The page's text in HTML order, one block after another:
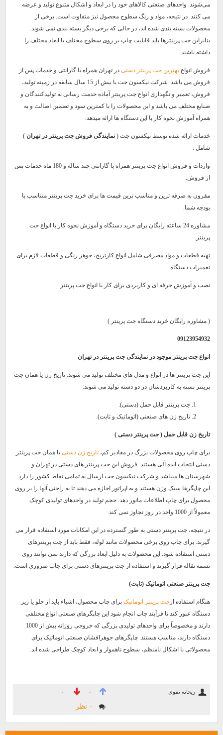
می‌شوند. واحدهای صنعتی کالاهای خود را در ابعاد و اشکال متنوع تولید و عرضه
می کنند. در نتیجه، مواد و رنگ سطوح محصول نیز متفاوت است. برخی از
محصولات بسته بندی شده اند، در حالی که برخی دیگر بسته بندی نمی شوند.
بنابراین جت پرینترها باید قابلیت چاپ بر روی سطوح مختلف با ابعاد مختلف را
داشته باشند.
فروش انواع بهترین جت پرینتر دستی در تهران همراه با گارانتی و خدمات پس از
فروش می باشد. شرکت نیکسون جت با بیش از 15 سال سابقه در زمینه تولید،
فروش، تعمیر و نگهداری انواع جت پرینتر آماده خدمت رسانی به تولیدکنندگان و
صنایع مختلف می باشد و این محصولات را با کمترین سود و تضمین اصالت و به
همراه آموزش نحوه کار با این دستگاه ها ارائه میدهد.
خدمات ارائه شده توسط نیکسون جت ( نمایندگی فروش جت پرینتر در تهران )
شامل :
واردات و فروش انواع جت پرینتر همراه با گارانتی چند ساله و 180 ماه خدمات پس
از فروش.
مقرون به صرفه ترین و مناسب ترین قیمت ها برای خرید جت پرینتر متناسب با
بودجه شما.
مشاوره 24 ساعته رایگان برای خرید دستگاه و آموزش نحوه کار با انواع جت
پرینتر.
تهیه قطعات و مواد مصرفی شامل انواع کارتریج، جوهر رنگی و قطعات لازم برای
تعمیرات دستگاه.
نصب و آموزش حرفه ای و کاربردی برای کار با انواع جت پرینتر .
( مشاوره رایگان خرید دستگاه جت پرینتر )
09123954932
انواع جت پرینتر موجود در نمایندگی جت پرینتر در تهران
این جت پرینتر ها در انواع و مدل های مختلف تولید می شوند. تاریخ زن یا همان جت
پرینتر بسته به کاربردشان در دو دسته تولید می شوند:
جت پرینتر قابل حمل (دستی).
تاریخ زن های صنعتی (اتوماتیک و ثابت).
تاریخ زن قابل حمل ( جت پرینتر دستی )
برای چاپ روی محصولات بزرگ در مقادیر کم، تاریخ زن دستی یا همان جت پرینتر
دستی انتخاب ایده آلی هستند. فروش این جت پرینتر های دستی در تهران و
شهرستان ها میباشد و شرکت نیکسون جت ارسال به تمامی نقاط کشور را دارد.
این چاپگرها سبک وزن هستند و به اپراتور اجازه می دهند تا به راحتی آنها را بر روی
محصول برای چاپ اطلاعات مانور دهد. حجم تولید در واحدهای تولیدی کوچک
معمولاً از 1000 واحد در روز تجاوز نمی کند.
در نتیجه، جت پرینتر دستی به طور گسترده در این امکانات مورد استفاده قرار می
گیرند. برای چاپ روی برخی محصولات مانند لوله، فقط باید از جت پرینترهای
دستی استفاده شود. این محصولات به دلیل ابعاد بزرگی که دارند نمی توانند روی
تسمه نقاله قرار گیرند و استفاده از جت پرینترهای دستی برای چاپ ضروری است.
جت پرینتر صنعتی اتوماتیک (ثابت)
هنگام استفاده از جت پرینتر اتوماتیک برای چاپ محصول، اشیاء باید از جلو یا زیر
دستگاه عبور کند تا فرآیند چاپ انجام شود این چاپگرهای صنعتی انواع مختلفی
دارند و مخصوصاً برای واحدهای تولیدی بزرگی که خروجی روزانه بیش از 1000
دستگاه دارند، مناسب هستند. چاپگرهای جوهرافشان صنعتی اتوماتیک برای
محصولاتی با اشکال نامنظم، سطوح ناهموار و ابعاد کوچک طراحی شده اند.
ریحانه تقوی ۰ ۰
۰ نظر